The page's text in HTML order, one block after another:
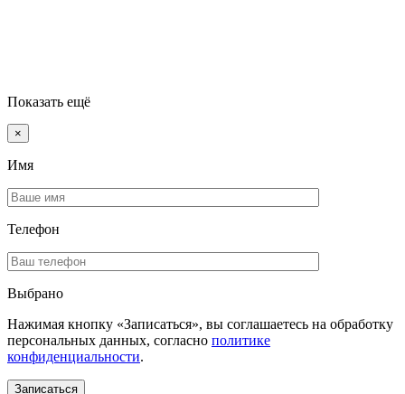
Показать ещё
×
Имя
Телефон
Выбрано
Нажимая кнопку «Записаться», вы соглашаетесь на обработку
персональных данных, согласно политике
конфиденциальности.